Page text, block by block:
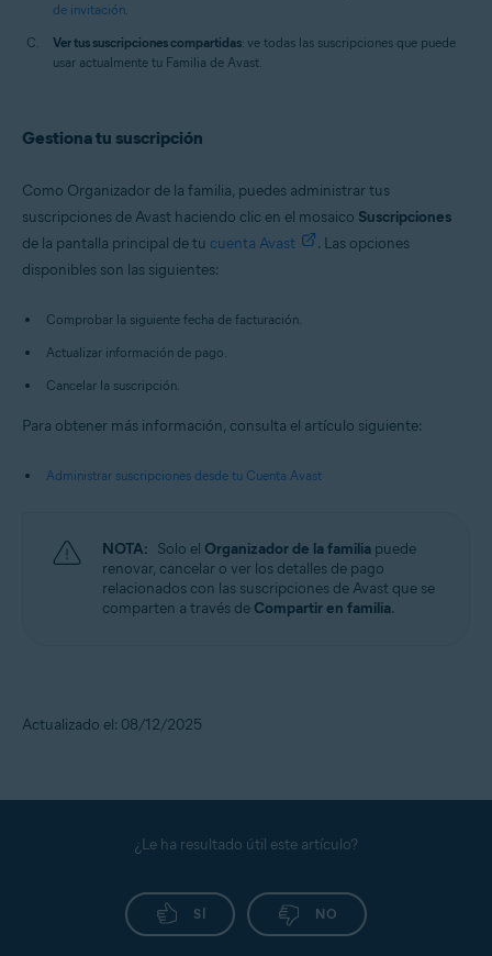
de invitación.
Ver tus suscripciones compartidas: ve todas las suscripciones que puede
usar actualmente tu Familia de Avast.
Gestiona tu suscripción
Como Organizador de la familia, puedes administrar tus
suscripciones de Avast haciendo clic en el mosaico Suscripciones
de la pantalla principal de tu cuenta Avast
. Las opciones
disponibles son las siguientes:
Comprobar la siguiente fecha de facturación.
Actualizar información de pago.
Cancelar la suscripción.
Para obtener más información, consulta el artículo siguiente:
Administrar suscripciones desde tu Cuenta Avast
NOTA: Solo el Organizador de la familia puede
renovar, cancelar o ver los detalles de pago
relacionados con las suscripciones de Avast que se
comparten a través de Compartir en familia.
Actualizado el: 08/12/2025
¿Le ha resultado útil este artículo?
SÍ NO